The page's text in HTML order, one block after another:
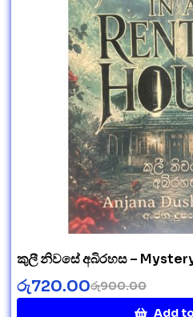
කුලී නිවසේ අබිරහස –
රු900.00
රු720.00
Add